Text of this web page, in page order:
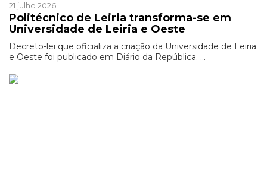
21 julho 2026
Politécnico de Leiria transforma-se em
Universidade de Leiria e Oeste
Decreto-lei que oficializa a criação da Universidade de Leiria
e Oeste foi publicado em Diário da República. ...